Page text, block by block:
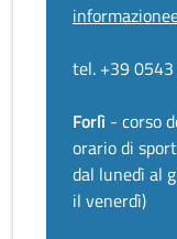
tel. +39
Forlì - corso
orario di
dal lunedì al
il venerdì)